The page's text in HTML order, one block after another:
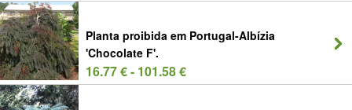
Planta proibida em Portugal-Albízia
'Chocolate F'.
16.77 € - 101.58 €